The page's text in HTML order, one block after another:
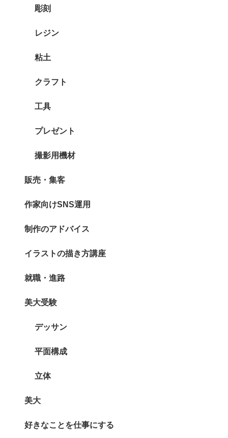
彫刻
レジン
粘土
クラフト
工具
プレゼント
撮影用機材
販売・集客
作家向けSNS運用
制作のアドバイス
イラストの描き方講座
就職・進路
美大受験
デッサン
平面構成
立体
美大
好きなことを仕事にする